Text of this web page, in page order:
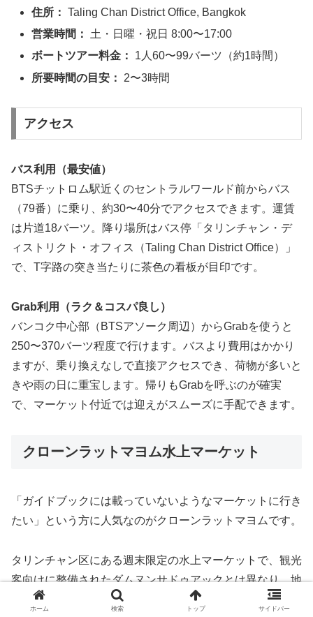
住所： Taling Chan District Office, Bangkok
営業時間：
土・日曜・祝日 8:00〜17:00
ボートツアー料金：
1人60〜99バーツ（約1時間）
所要時間の目安：
2〜3時間
アクセス
バス利用（最安値）
BTSチットロム駅近くのセントラルワールド前からバス
（79番）に乗り、約30〜40分でアクセスできます。運賃
は片道18バーツ。降り場所はバス停「タリンチャン・デ
ィストリクト・オフィス（Taling Chan District Office）」
で、T字路の突き当たりに茶色の看板が目印です。
Grab利用（ラク＆コスパ良し）
バンコク中心部（BTSアソーク周辺）からGrabを使うと
250〜370バーツ程度で行けます。バスより費用はかかり
ますが、乗り換えなしで直接アクセスでき、荷物が多いと
きや雨の日に重宝します。帰りもGrabを呼ぶのが確実
で、マーケット付近では迎えがスムーズに手配できます。
クローンラットマヨム水上マーケット
「ガイドブックには載っていないようなマーケットに行き
たい」という方に人気なのがクローンラットマヨムです。
タリンチャン区にある週末限定の水上マーケットで、観光
客向けに整備されたダムヌンサドゥアックとは異なり、地
元のタイ人が多く訪れるローカルな雰囲気が魅力です。
ホーム 検索 トップ サイドバー